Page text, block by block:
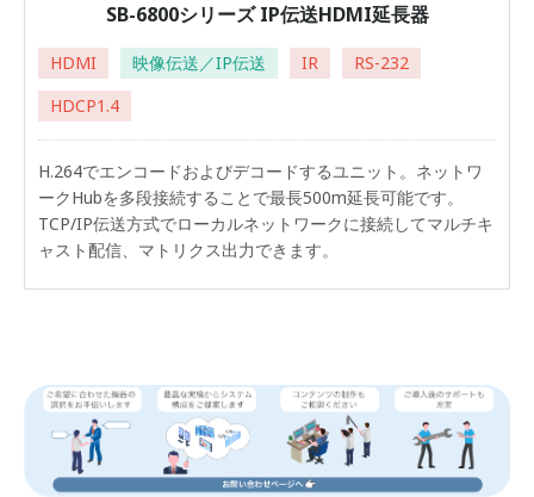
SB-6800シリーズ IP伝送HDMI延長器
HDMI 映像伝送／IP伝送 IR
RS-232
HDCP1.4
H.264でエンコードおよびデコードするユニット。ネットワ
ークHubを多段接続することで最長500m延長可能です。
TCP/IP伝送方式でローカルネットワークに接続してマルチキ
ャスト配信、マトリクス出力できます。